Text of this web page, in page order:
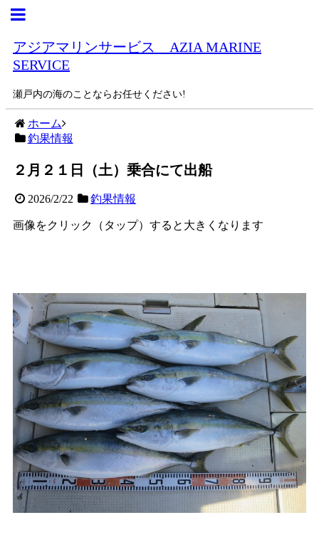
アジアマリンサービス AZIA MARINE
SERVICE
瀬戸内の海のことならお任せください!
ホーム
釣果情報
２月２１日（土）乗合にて出船
2026/2/22 釣果情報
画像をクリック（タップ）すると大きくなります